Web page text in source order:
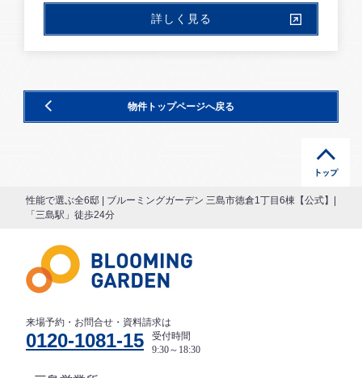
詳しく見る
物件トップページへ戻る
性能で選ぶ全6邸 | ブルーミングガーデン 三島市徳倉1丁目6棟【公式】|
「三島駅」徒歩24分
来場予約・お問合せ・資料請求は
0120-1081-15
受付時間
9:30～18:30